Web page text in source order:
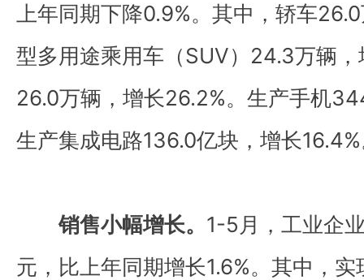
上年同期下降0.9%。其中，轿车
型多用途乘用车（SUV）24.3万辆
26.0万辆，增长26.2%。生产手机
生产集成电路136.0亿块，增长
销售小幅增长。 1-5月，工业企
元，比上年同期增长1.6%。其中，